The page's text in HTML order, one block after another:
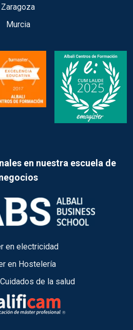
Zaragoza
Murcia
en nuestra escuela de
en electricidad
en Hostelería
de la salud